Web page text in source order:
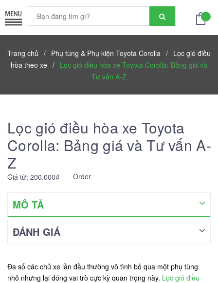
Trang chủ / Phụ tùng & Phụ kiện Toyota Corolla / Lọc gió điều
hòa theo xe / Lọc gió điều hòa xe Toyota Corolla: Bảng giá và
Tư vấn A-Z
Lọc gió điều hòa xe Toyota
Corolla: Bảng giá và Tư vấn A-
Z
Giá từ: 200.000₫ Order
MÔ TẢ
ĐÁNH GIÁ
Đa số các chủ xe lần đầu thường vô tình bỏ qua một phụ tùng
nhỏ nhưng lại đóng vai trò cực kỳ quan trọng này. Lọc gió điều